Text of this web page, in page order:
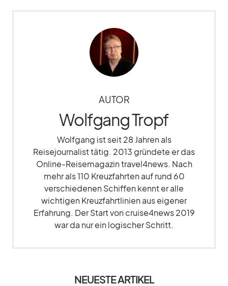
AUTOR
Wolfgang Tropf
Wolfgang ist seit 28 Jahren als
Reisejournalist tätig. 2013 gründete er das
Online-Reisemagazin travel4news. Nach
mehr als 110 Kreuzfahrten auf rund 60
verschiedenen Schiffen kennt er alle
wichtigen Kreuzfahrtlinien aus eigener
Erfahrung. Der Start von cruise4news 2019
war da nur ein logischer Schritt.
NEUESTE ARTIKEL